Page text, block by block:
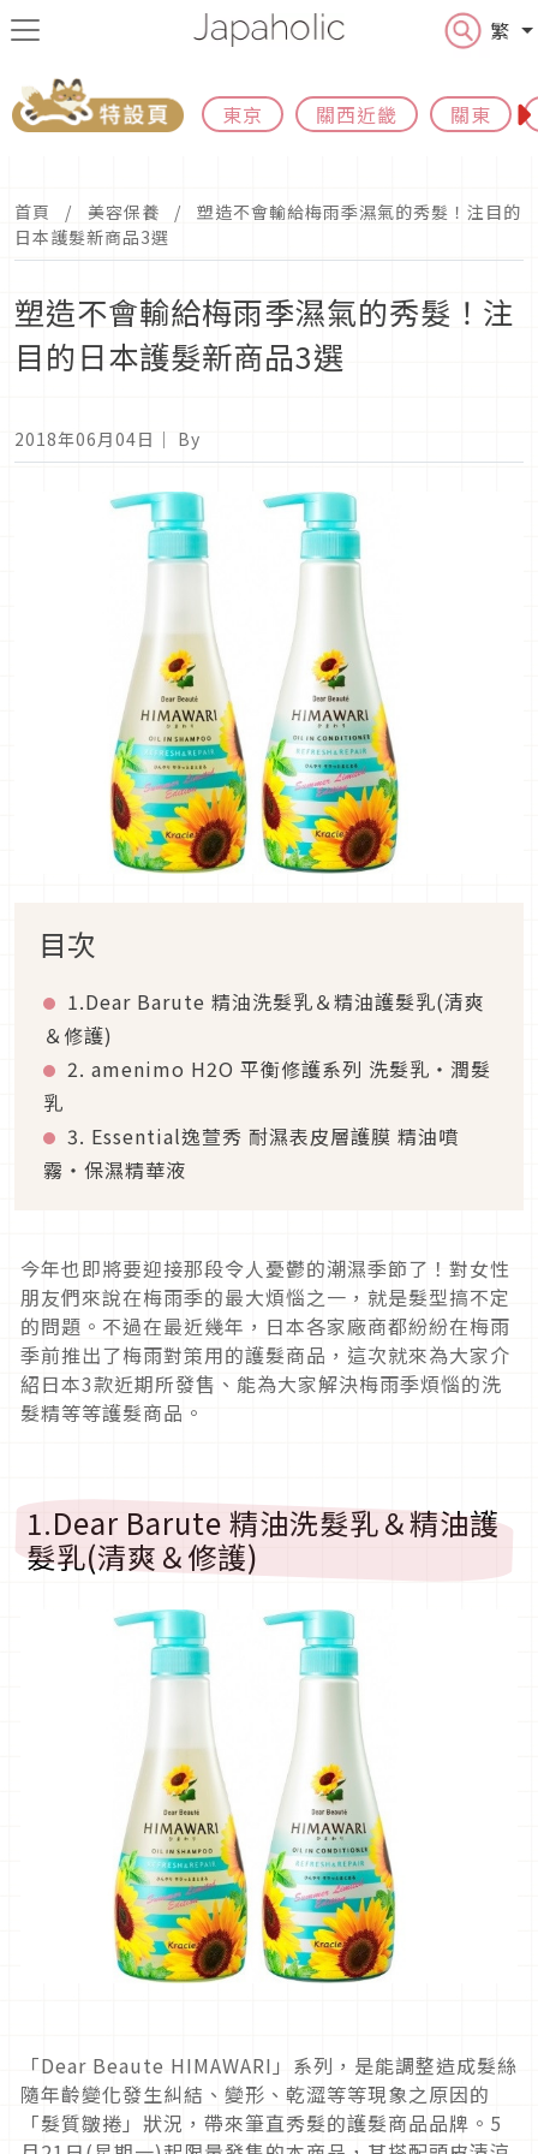
繁
東京 關西近畿 關東
首頁 美容保養
塑造不會輸給梅雨季濕氣的秀髮！注目的
日本護髮新商品3選
塑造不會輸給梅雨季濕氣的秀髮！注
目的日本護髮新商品3選
2018年06月04日 ｜ By
目次
1.Dear Barute 精油洗髮乳＆精油護髮乳(清爽
＆修護)
2. amenimo H2O 平衡修護系列 洗髮乳・潤髮
乳
3. Essential逸萱秀 耐濕表皮層護膜 精油噴
霧・保濕精華液
今年也即將要迎接那段令人憂鬱的潮濕季節了！對女性
朋友們來說在梅雨季的最大煩惱之一，就是髮型搞不定
的問題。不過在最近幾年，日本各家廠商都紛紛在梅雨
季前推出了梅雨對策用的護髮商品，這次就來為大家介
紹日本3款近期所發售、能為大家解決梅雨季煩惱的洗
髮精等等護髮商品。
1.Dear Barute 精油洗髮乳＆精油護
髮乳(清爽＆修護)
「Dear Beaute HIMAWARI」系列，是能調整造成髮絲
隨年齡變化發生糾結、變形、乾澀等等現象之原因的
「髮質皺捲」狀況，帶來筆直秀髮的護髮商品品牌。5